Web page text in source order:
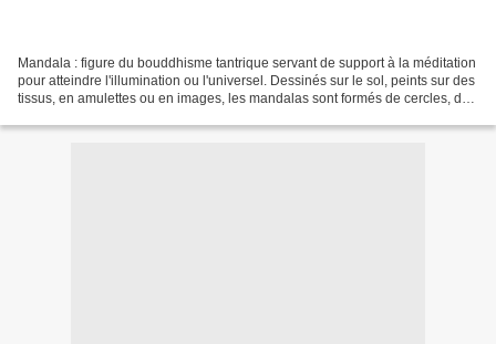
Mandala : figure du bouddhisme tantrique servant de support à la méditation
pour atteindre l'illumination ou l'universel. Dessinés sur le sol, peints sur des
tissus, en amulettes ou en images, les mandalas sont formés de cercles, de